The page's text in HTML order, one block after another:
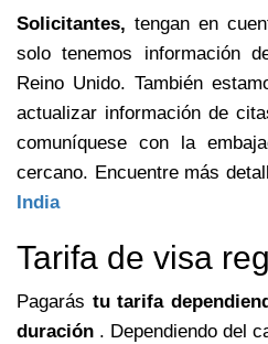
Solicitantes, tengan en
solo tenemos información
Reino Unido. También
actualizar información de
comuníquese con la
cercano. Encuentre más
India
Tarifa de visa
Pagarás tu tarifa
duración . Dependiendo del